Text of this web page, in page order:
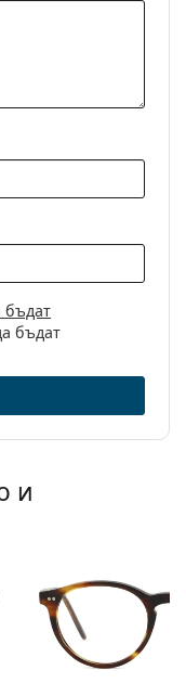
бъдат
бъдат
и